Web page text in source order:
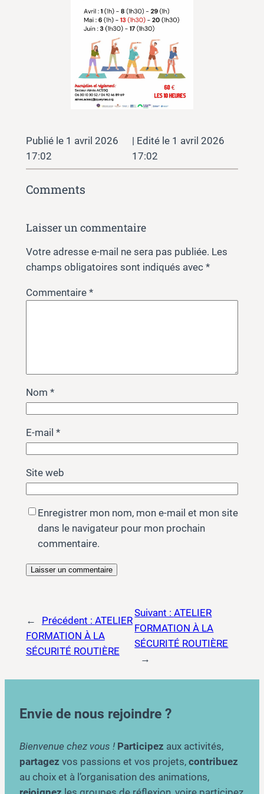
1 avril 2026
17:02
1 avril 2026
17:02
Comments
Laisser un commentaire
Votre adresse e-mail ne sera pas publiée. Les
champs obligatoires sont indiqués avec *
Commentaire *
Nom *
E-mail *
Site web
Enregistrer mon nom, mon e-mail et mon site
dans le navigateur pour mon prochain
commentaire.
← Précédent : ATELIER
FORMATION À LA
SÉCURITÉ ROUTIÈRE
Suivant :ATELIER
FORMATION À LA
SÉCURITÉ ROUTIÈRE
→
Envie de nous rejoindre ?
Bienvenue chez vous ! Participez aux activités,
partagez vos passions et vos projets, contribuez
au choix et à l’organisation des animations,